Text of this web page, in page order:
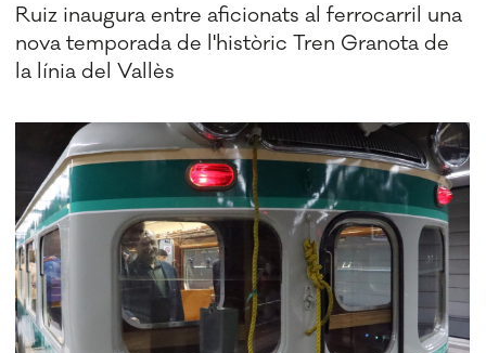
Ruiz inaugura entre aficionats al ferrocarril una
nova temporada de l'històric Tren Granota de
la línia del Vallès